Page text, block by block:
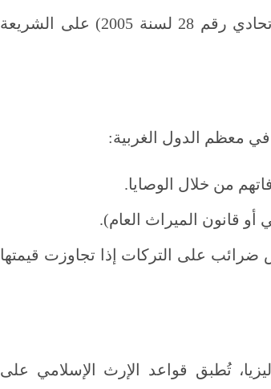
: يعتمد قانون الأحوال الشخصية الإماراتي (القانون الاتحادي رقم 28 لسنة 2005) على الشريعة
في معظم الدول الغربية:
من خلال الوصايا.
أو قانون الميراث العام).
على التركات إذا تجاوزت قيمتها
تُطبق قواعد الإرث الإسلامي على